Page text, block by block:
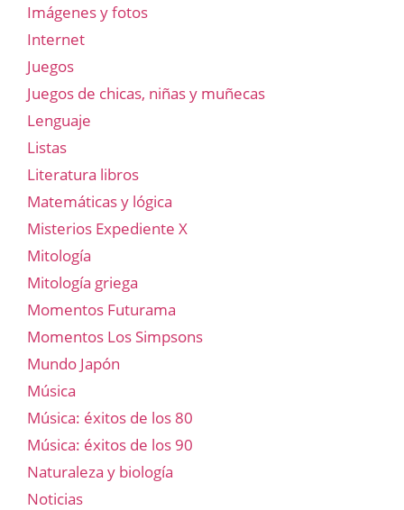
Imágenes y fotos
Internet
Juegos
Juegos de chicas, niñas y muñecas
Lenguaje
Listas
Literatura libros
Matemáticas y lógica
Misterios Expediente X
Mitología
Mitología griega
Momentos Futurama
Momentos Los Simpsons
Mundo Japón
Música
Música: éxitos de los 80
Música: éxitos de los 90
Naturaleza y biología
Noticias